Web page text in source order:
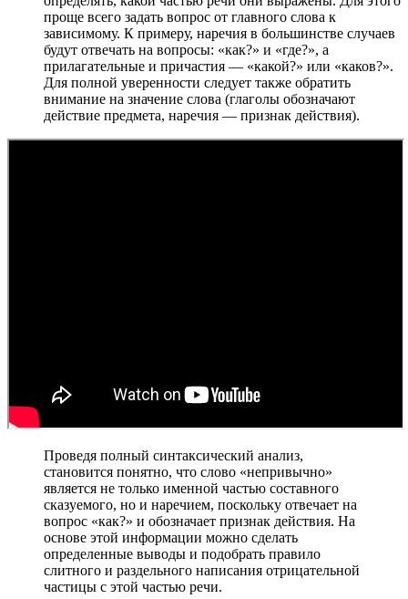
проще всего задать вопрос от главного слова к
зависимому. К примеру, наречия в большинстве случаев
будут отвечать на вопросы: «как?» и «где?», а
прилагательные и причастия — «какой?» или «каков?».
Для полной уверенности следует также обратить
внимание на значение слова (глаголы обозначают
действие предмета, наречия — признак действия).
Проведя полный синтаксический анализ,
становится понятно, что слово «непривычно»
является не только именной частью составного
сказуемого, но и наречием, поскольку отвечает на
вопрос «как?» и обозначает признак действия. На
основе этой информации можно сделать
определенные выводы и подобрать правило
слитного и раздельного написания отрицательной
частицы с этой частью речи.